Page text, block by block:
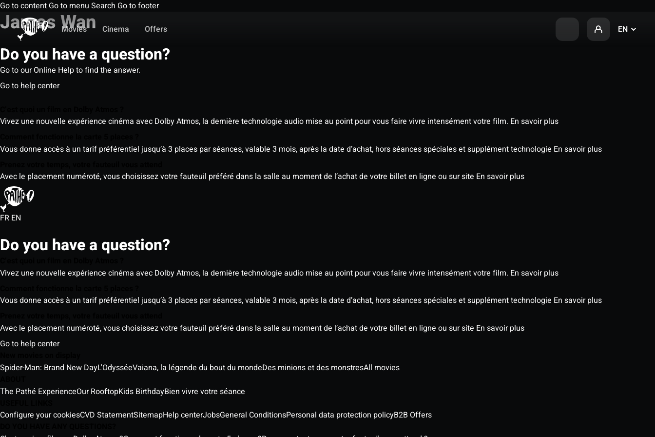
Go to content Go to menu Search Go to footer
Movies
Cinema Offers EN
James Wan
Do you have a question?
Go to our Online Help to find the answer.
Go to help center
Vivez une nouvelle expérience cinéma avec Dolby Atmos, la dernière technologie audio mise au point pour vous faire vivre intensément votre film. En savoir plus
Vous donne accès à un tarif préférentiel jusqu’à 3 places par séances, valable 3 mois, après la date d’achat, hors séances spéciales et supplément technologie En savoir plus
Avec le placement numéroté, vous choisissez votre fauteuil préféré dans la salle au moment de l’achat de votre billet en ligne ou sur site En savoir plus
FR EN
Do you have a question?
Vivez une nouvelle expérience cinéma avec Dolby Atmos, la dernière technologie audio mise au point pour vous faire vivre intensément votre film. En savoir plus
Vous donne accès à un tarif préférentiel jusqu’à 3 places par séances, valable 3 mois, après la date d’achat, hors séances spéciales et supplément technologie En savoir plus
Avec le placement numéroté, vous choisissez votre fauteuil préféré dans la salle au moment de l’achat de votre billet en ligne ou sur site En savoir plus
Go to help center
Spider-Man: Brand New DayL'OdysséeVaiana, la légende du bout du mondeDes minions et des monstresAll movies
The Pathé ExperienceOur RooftopKids BirthdayBien vivre votre séance
Configure your cookiesCVD StatementSitemapHelp centerJobsGeneral ConditionsPersonal data protection policyB2B Offers